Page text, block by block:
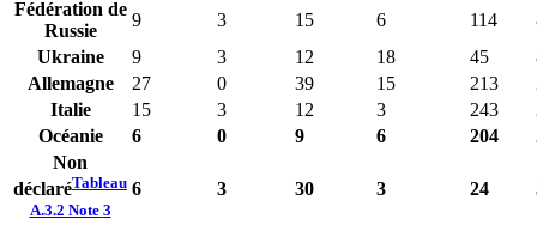
Fédération de
Russie
9 3 15 6 114
Ukraine
9 3 12 18 45
Allemagne
27 0 39 15 213
Italie
15 3 12 3 243
Océanie
6 0 9 6 204
Non
déclaréTableau
A.3.2 Note 3
6 3 30 3 24